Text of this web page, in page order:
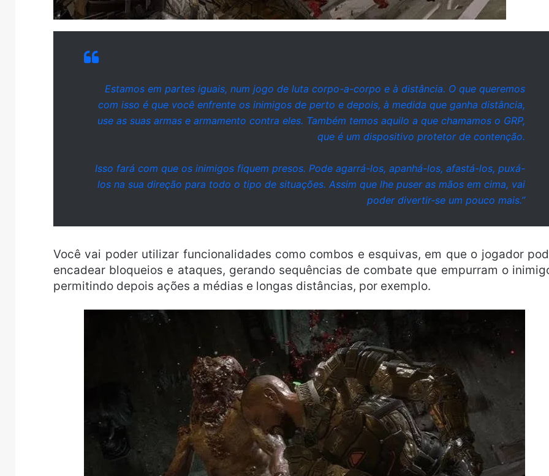
Estamos em partes iguais, num jogo de luta corpo-a-corpo e à distância. O que queremos
com isso é que você enfrente os inimigos de perto e depois, à medida que ganha distância,
use as suas armas e armamento contra eles. Também temos aquilo a que chamamos o GRP,
que é um dispositivo protetor de contenção.
Isso fará com que os inimigos fiquem presos. Pode agarrá-los, apanhá-los, afastá-los, puxá-
los na sua direção para todo o tipo de situações. Assim que lhe puser as mãos em cima, vai
poder divertir-se um pouco mais.”
Você vai poder utilizar funcionalidades como combos e esquivas, em que o jogador
encadear bloqueios e ataques, gerando sequências de combate que empurram o
permitindo depois ações a médias e longas distâncias, por exemplo.